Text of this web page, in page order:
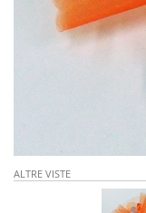
ALTRE VISTE